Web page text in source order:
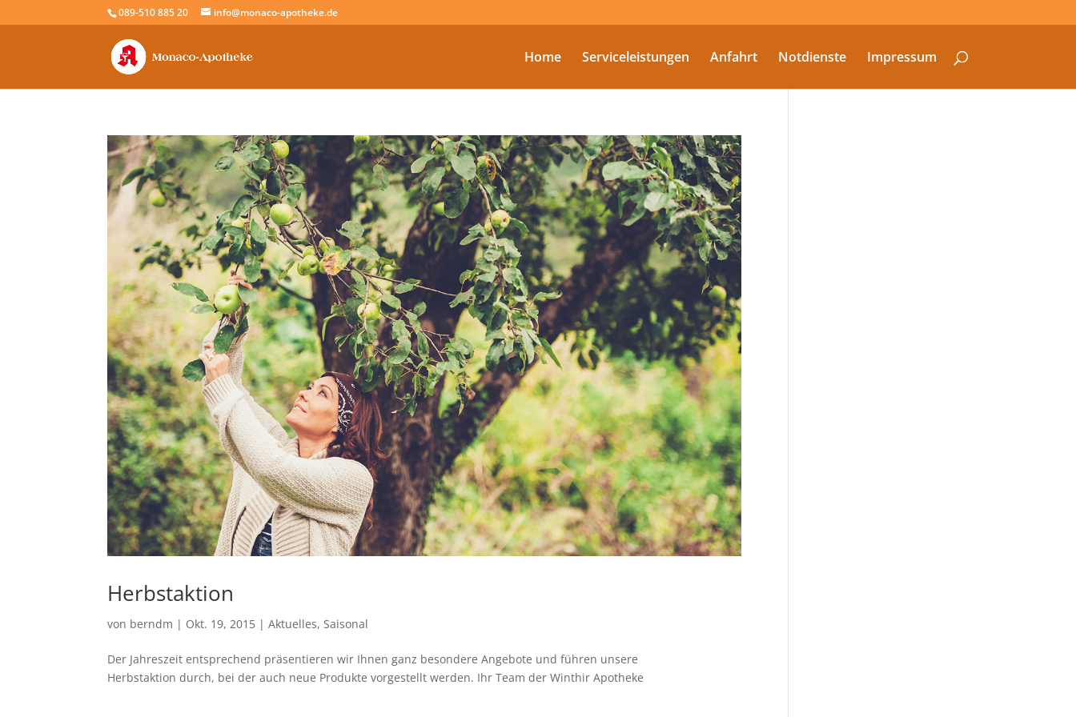
089-510 885 20 info@monaco-apotheke.de
Home Serviceleistungen Anfahrt Notdienste Impressum
Herbstaktion
von berndm | Okt. 19, 2015 |Aktuelles,Saisonal
Der Jahreszeit entsprechend präsentieren wir Ihnen ganz besondere Angebote und führen unsere
Herbstaktion durch, bei der auch neue Produkte vorgestellt werden. Ihr Team der Winthir Apotheke